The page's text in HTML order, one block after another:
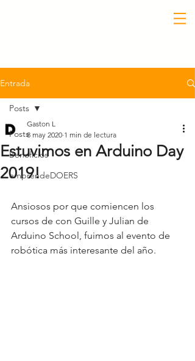
Entrada
Posts
Beneficios
emprendeDOERS
Posts
Estuvimos en Arduino Day
2019!
Gaston L
8 may 2020 1 min de lectura
Ansiosos por que comiencen los
cursos de con Guille y Julian de
Arduino School, fuimos al evento de
robótica más interesante del año.